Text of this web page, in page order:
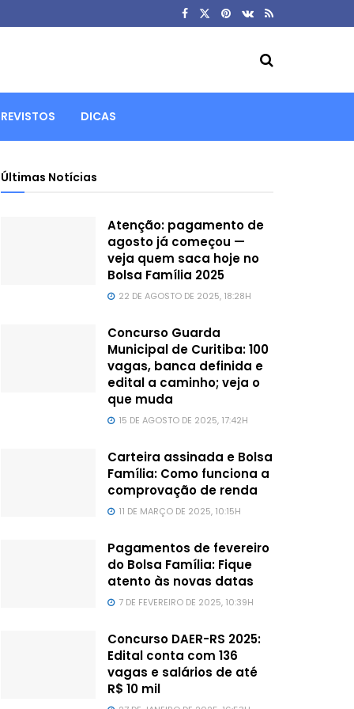
DICAS
Últimas Notícias
Atenção: pagamento de
agosto já começou —
veja quem saca hoje no
Bolsa Família 2025
22 DE AGOSTO DE 2025, 18:28H
Concurso Guarda
Municipal de Curitiba: 100
vagas, banca definida e
edital a caminho; veja o
que muda
15 DE AGOSTO DE 2025, 17:42H
Carteira assinada e Bolsa
Família: Como funciona a
comprovação de renda
11 DE MARÇO DE 2025, 10:15H
Pagamentos de fevereiro
do Bolsa Família: Fique
atento às novas datas
7 DE FEVEREIRO DE 2025, 10:39H
Concurso DAER-RS 2025:
Edital conta com 136
vagas e salários de até
R$ 10 mil